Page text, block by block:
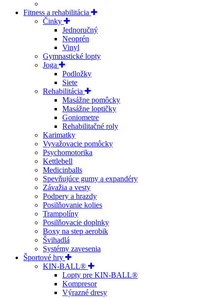
Fitness a rehabilitácia
Činky
Jednoručný
Neoprén
Vinyl
Gymnastické lopty
Joga
Podložky
Siete
Rehabilitácia
Masážne pomôcky
Masážne loptičky
Goniometre
Rehabilitačné roly
Karimatky
Vyvažovacie pomôcky
Psychomotorika
Kettlebell
Medicinballs
Spevňujúce gumy a expandéry
Závažia a vesty
Podpery a hrazdy
Posilňovanie kolies
Trampolíny
Posilňovacie doplnky
Boxy na step aerobik
Švihadlá
Systémy zavesenia
Športové hry
KIN-BALL®
Lopty pre KIN-BALL®
Kompresor
Výrazné dresy